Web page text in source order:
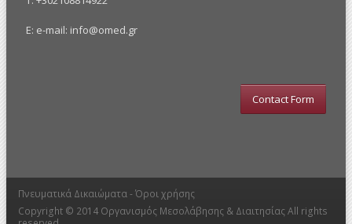
E: e-mail: info@omed.gr
Contact Form
Πνευματικά Δικαιώματα - Όροι χρήσης
Copyright © 2014 Οργανισμός Μεσολάβησης & Διαιτησίας All rights